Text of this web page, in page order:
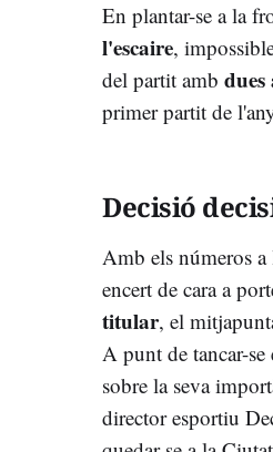
En plantar-se a la
l'escaire,
del partit amb dues
primer partit de
Decisió
Amb els números
encert de cara a
titular, el
A punt de tancar-
sobre la seva
director esportiu